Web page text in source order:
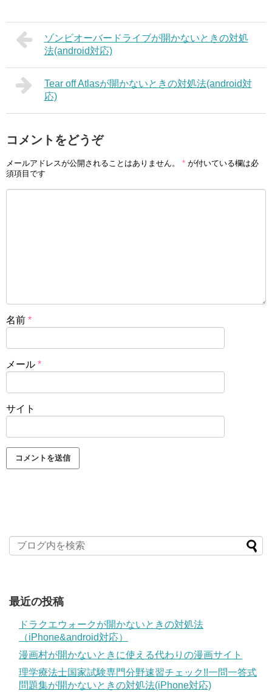
ゾンビオーバードライブが開かないときの対処
法(android対応)
Tear off Atlasが開かないときの対処法(android対
応)
コメントをどうぞ
メールアドレスが公開されることはありません。 * が付いている欄は必
須項目です
名前 *
メール *
サイト
最近の投稿
ドラクエウォークが開かないときの対処法
（iPhone&android対応）
漫画村が開かないときに使える代わりの漫画サイト
理学療法士国家試験専門分野速習チェック!!一問一答式
問題集が開かないときの対処法(iPhone対応)